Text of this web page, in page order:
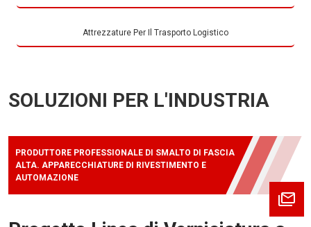
Attrezzature Per Il Trasporto Logistico
SOLUZIONI PER L'INDUSTRIA
PRODUTTORE PROFESSIONALE DI SMALTO DI FASCIA
ALTA. APPARECCHIATURE DI RIVESTIMENTO E
AUTOMAZIONE